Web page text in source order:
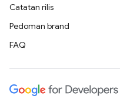
Catatan rilis
Pedoman brand
FAQ